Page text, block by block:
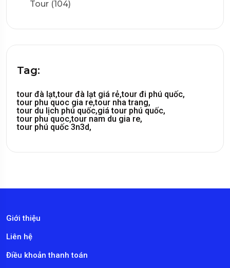
Tour (104)
Tag:
tour đà lạt,tour đà lạt giá rẻ,tour đi phú quốc,
tour phu quoc gia re,tour nha trang,
tour du lịch phú quốc,giá tour phú quốc,
tour phu quoc,tour nam du gia re,
tour phú quốc 3n3d,
Giới thiệu
Liên hệ
Điều khoản thanh toán